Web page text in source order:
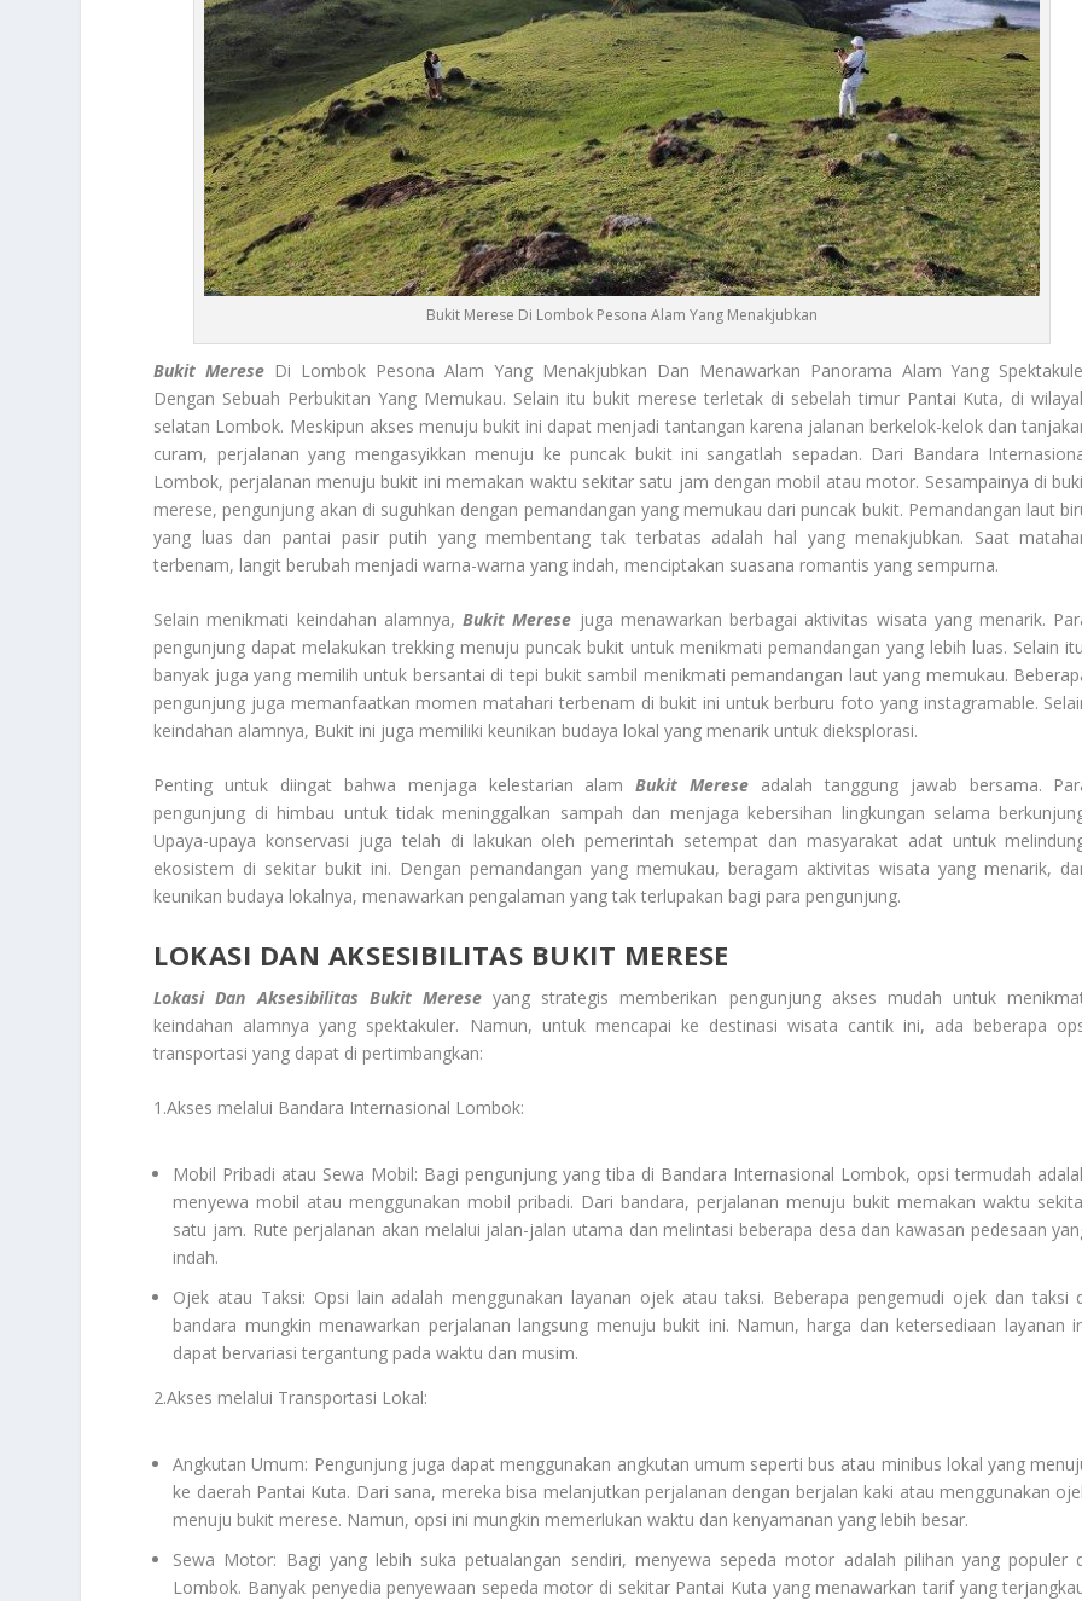
Bukit Merese Di Lombok Pesona Alam Yang Menakjubkan
Bukit Merese Di Lombok Pesona Alam Yang Menakjubkan Dan Menawarkan Panorama Alam Yang
Dengan Sebuah Perbukitan Yang Memukau. Selain itu bukit merese terletak di sebelah timur Pantai Kuta, di
selatan Lombok. Meskipun akses menuju bukit ini dapat menjadi tantangan karena jalanan berkelok-kelok dan
curam, perjalanan yang mengasyikkan menuju ke puncak bukit ini sangatlah sepadan. Dari Bandara
Lombok, perjalanan menuju bukit ini memakan waktu sekitar satu jam dengan mobil atau motor. Sesampainya di
merese, pengunjung akan di suguhkan dengan pemandangan yang memukau dari puncak bukit. Pemandangan laut
yang luas dan pantai pasir putih yang membentang tak terbatas adalah hal yang menakjubkan. Saat
terbenam, langit berubah menjadi warna-warna yang indah, menciptakan suasana romantis yang sempurna.
Selain menikmati keindahan alamnya,Bukit Merese juga menawarkan berbagai aktivitas wisata yang menarik.
pengunjung dapat melakukan trekking menuju puncak bukit untuk menikmati pemandangan yang lebih luas. Selain
banyak juga yang memilih untuk bersantai di tepi bukit sambil menikmati pemandangan laut yang memukau.
pengunjung juga memanfaatkan momen matahari terbenam di bukit ini untuk berburu foto yang instagramable.
keindahan alamnya, Bukit ini juga memiliki keunikan budaya lokal yang menarik untuk dieksplorasi.
Penting untuk diingat bahwa menjaga kelestarian alamBukit Merese adalah tanggung jawab bersama.
pengunjung di himbau untuk tidak meninggalkan sampah dan menjaga kebersihan lingkungan selama
Upaya-upaya konservasi juga telah di lakukan oleh pemerintah setempat dan masyarakat adat untuk
ekosistem di sekitar bukit ini. Dengan pemandangan yang memukau, beragam aktivitas wisata yang menarik,
keunikan budaya lokalnya, menawarkan pengalaman yang tak terlupakan bagi para pengunjung.
LOKASI DAN AKSESIBILITAS BUKIT MERESE
Lokasi Dan Aksesibilitas Bukit Mereseyang strategis memberikan pengunjung akses mudah untuk
keindahan alamnya yang spektakuler. Namun, untuk mencapai ke destinasi wisata cantik ini, ada beberapa
transportasi yang dapat di pertimbangkan:
1.Akses melalui Bandara Internasional Lombok:
Mobil Pribadi atau Sewa Mobil: Bagi pengunjung yang tiba di Bandara Internasional Lombok, opsi termudah
menyewa mobil atau menggunakan mobil pribadi. Dari bandara, perjalanan menuju bukit memakan waktu
satu jam. Rute perjalanan akan melalui jalan-jalan utama dan melintasi beberapa desa dan kawasan pedesaan
indah.
Ojek atau Taksi: Opsi lain adalah menggunakan layanan ojek atau taksi. Beberapa pengemudi ojek dan taksi
bandara mungkin menawarkan perjalanan langsung menuju bukit ini. Namun, harga dan ketersediaan layanan
dapat bervariasi tergantung pada waktu dan musim.
2.Akses melalui Transportasi Lokal:
Angkutan Umum: Pengunjung juga dapat menggunakan angkutan umum seperti bus atau minibus lokal yang
ke daerah Pantai Kuta. Dari sana, mereka bisa melanjutkan perjalanan dengan berjalan kaki atau menggunakan
menuju bukit merese. Namun, opsi ini mungkin memerlukan waktu dan kenyamanan yang lebih besar.
Sewa Motor: Bagi yang lebih suka petualangan sendiri, menyewa sepeda motor adalah pilihan yang populer
Lombok. Banyak penyedia penyewaan sepeda motor di sekitar Pantai Kuta yang menawarkan tarif yang